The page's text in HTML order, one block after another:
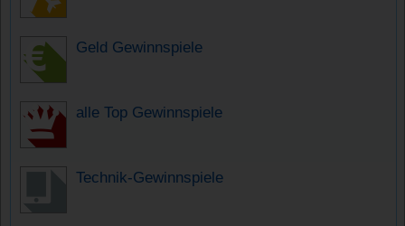
Geld Gewinnspiele
alle Top Gewinnspiele
Technik-Gewinnspiele